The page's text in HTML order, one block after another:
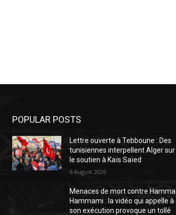
POPULAR POSTS
Lettre ouverte à Tebboune : Des
tunisiennes interpellent Alger sur
le soutien à Kaïs Saïed
6 August 2026
Menaces de mort contre Hamma
Hammami : la vidéo qui appelle à
son exécution provoque un tollé